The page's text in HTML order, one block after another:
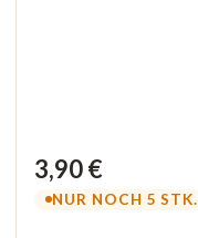
3,90 €
NUR NOCH 5 STK.